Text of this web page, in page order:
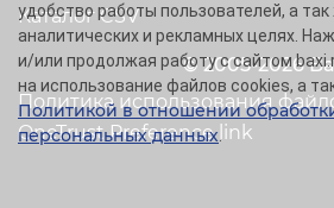
© 2005-2026
Каталог CSV
Политика использования
OneTrust Preference link
удобство работы пользователей, а так
аналитических и рекламных целях.
и/или продолжая работу с сайтом
на использование файлов cookies, а
Политикой в отношении
персональных данных.